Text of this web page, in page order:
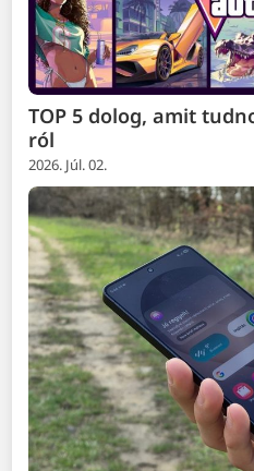
TOP 5 dolog, amit
ról
2026. Júl. 02.